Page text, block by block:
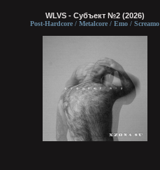
WLVS - Субъект №2 (2026)
Post-Hardcore / Metalcore / Emo / Screamo